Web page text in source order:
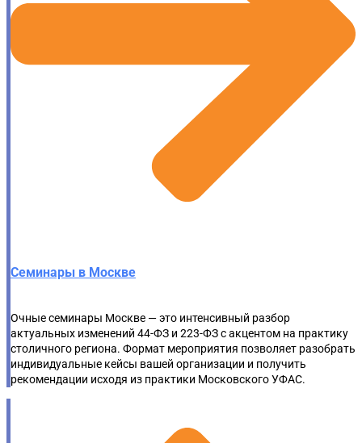
Семинары в Москве
Очные семинары Москве — это интенсивный разбор
актуальных изменений 44-ФЗ и 223-ФЗ с акцентом на практику
столичного региона. Формат мероприятия позволяет разобрать
индивидуальные кейсы вашей организации и получить
рекомендации исходя из практики Московского УФАС.